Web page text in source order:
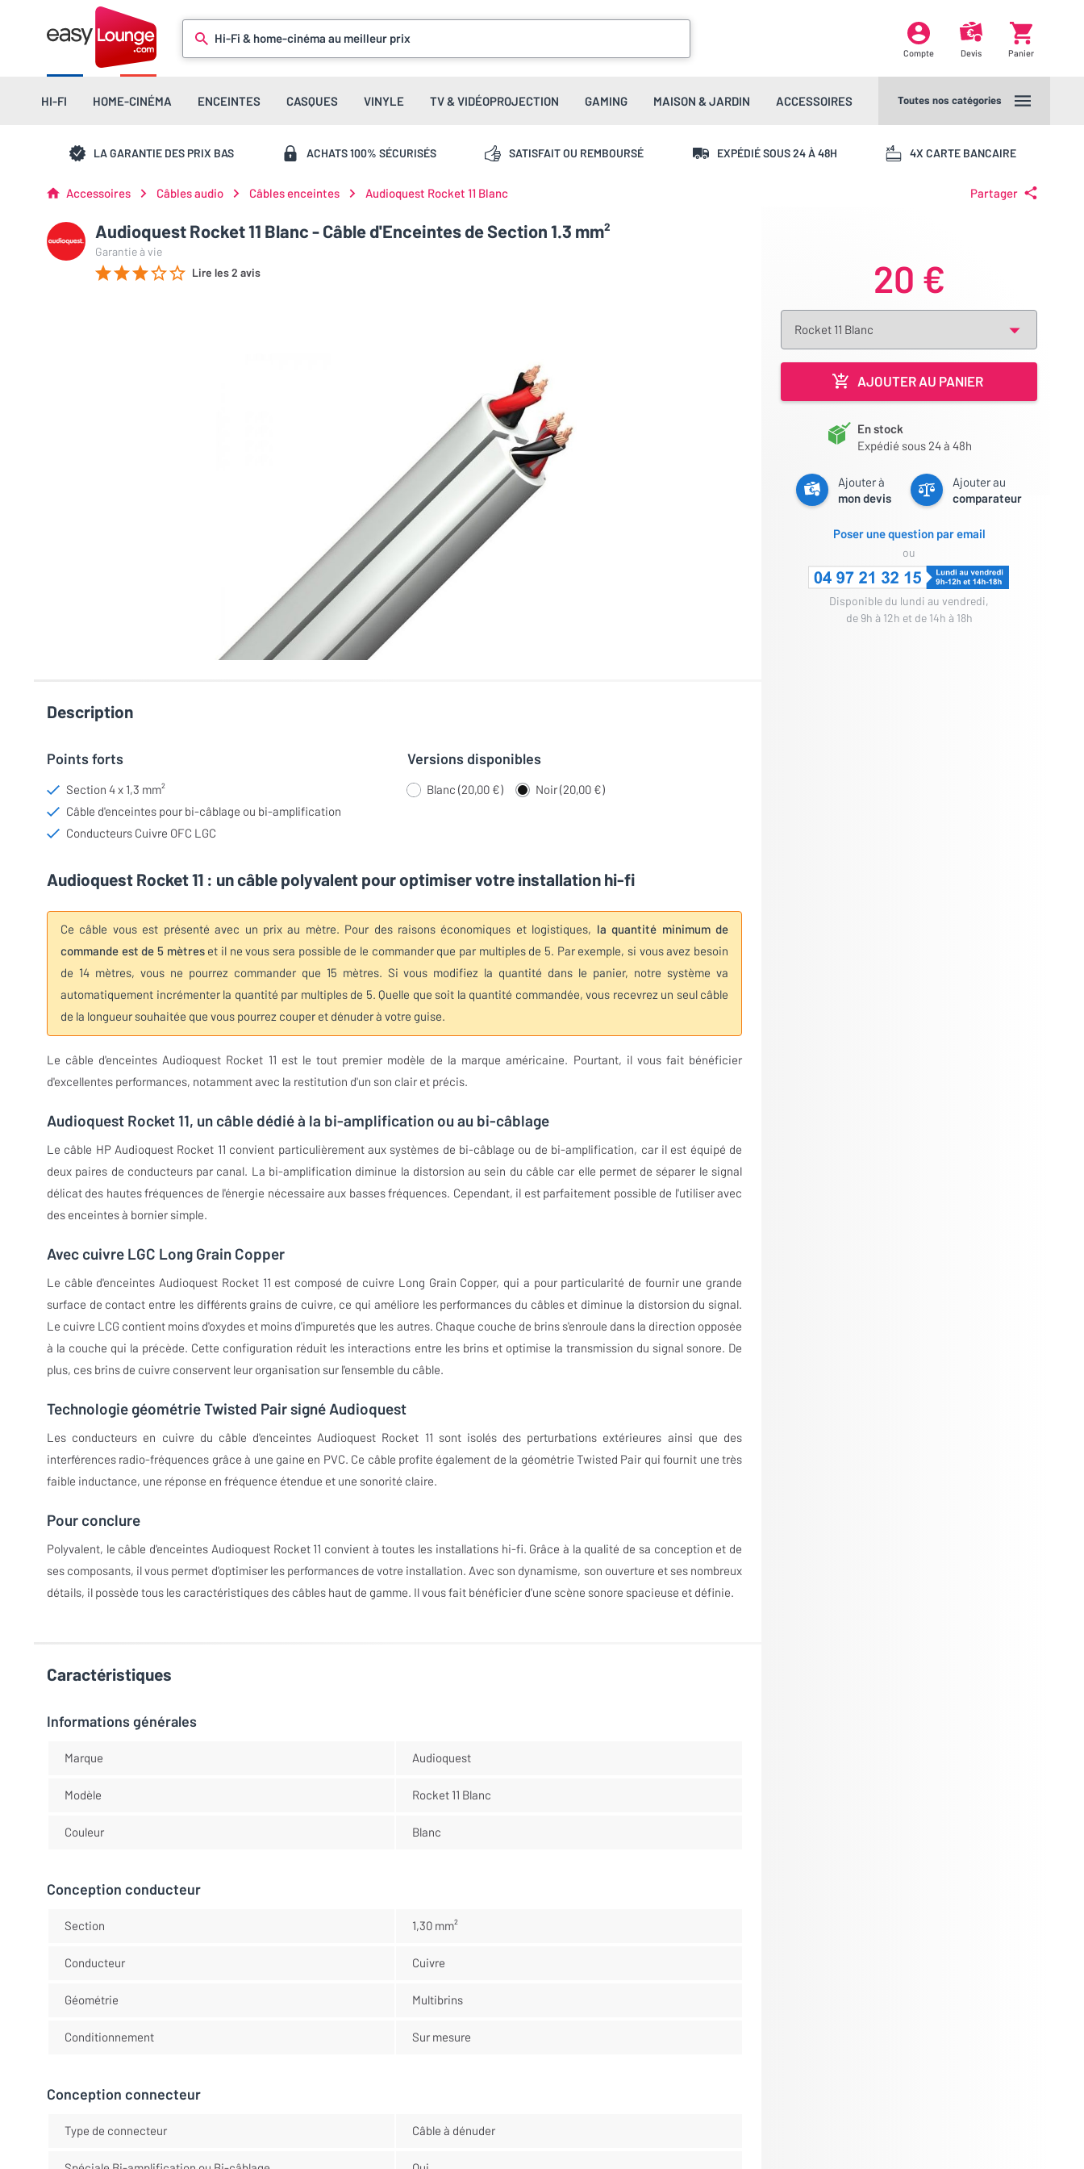
Hi-Fi & home-cinéma au meilleur prix
Compte Devis Panier
HI-FI HOME-CINÉMA ENCEINTES CASQUES VINYLE TV & VIDÉOPROJECTION GAMING MAISON & JARDIN ACCESSOIRES Toutes nos catégories
LA GARANTIE DES PRIX BAS ACHATS 100% SÉCURISÉS SATISFAIT OU REMBOURSÉ EXPÉDIÉ SOUS 24 À 48H 4X CARTE BANCAIRE
Accessoires Câbles audio Câbles enceintes Audioquest Rocket 11 Blanc Partager
Audioquest Rocket 11 Blanc - Câble d'Enceintes de Section 1.3 mm²
Garantie à vie
Lire les 2 avis
20 €
AJOUTER AU PANIER
En stock
Expédié sous 24 à 48h
Ajouter à
mon devis
Ajouter au
comparateur
Poser une question par email
ou
Disponible du lundi au vendredi,
de 9h à 12h et de 14h à 18h
Description
Points forts
Section 4 x 1,3 mm²
Câble d'enceintes pour bi-câblage ou bi-amplification
Conducteurs Cuivre OFC LGC
Versions disponibles
Blanc (20,00 €) Noir (20,00 €)
Audioquest Rocket 11 : un câble polyvalent pour optimiser votre installation hi-fi
Ce câble vous est présenté avec un prix au mètre. Pour des raisons économiques et logistiques, la quantité minimum de
commande est de 5 mètreset il ne vous sera possible de le commander que par multiples de 5. Par exemple, si vous avez besoin
de 14 mètres, vous ne pourrez commander que 15 mètres. Si vous modifiez la quantité dans le panier, notre système va
automatiquement incrémenter la quantité par multiples de 5. Quelle que soit la quantité commandée, vous recevrez un seul câble
de la longueur souhaitée que vous pourrez couper et dénuder à votre guise.
Le câble d'enceintes Audioquest Rocket 11 est le tout premier modèle de la marque américaine. Pourtant, il vous fait bénéficier
d'excellentes performances, notamment avec la restitution d'un son clair et précis.
Audioquest Rocket 11, un câble dédié à la bi-amplification ou au bi-câblage
Le câble HP Audioquest Rocket 11 convient particulièrement aux systèmes de bi-câblage ou de bi-amplification, car il est équipé de
deux paires de conducteurs par canal. La bi-amplification diminue la distorsion au sein du câble car elle permet de séparer le signal
délicat des hautes fréquences de l'énergie nécessaire aux basses fréquences. Cependant, il est parfaitement possible de l'utiliser avec
des enceintes à bornier simple.
Avec cuivre LGC Long Grain Copper
Le câble d'enceintes Audioquest Rocket 11 est composé de cuivre Long Grain Copper, qui a pour particularité de fournir une grande
surface de contact entre les différents grains de cuivre, ce qui améliore les performances du câbles et diminue la distorsion du signal.
Le cuivre LCG contient moins d'oxydes et moins d'impuretés que les autres. Chaque couche de brins s'enroule dans la direction opposée
à la couche qui la précède. Cette configuration réduit les interactions entre les brins et optimise la transmission du signal sonore. De
plus, ces brins de cuivre conservent leur organisation sur l'ensemble du câble.
Technologie géométrie Twisted Pair signé Audioquest
Les conducteurs en cuivre du câble d'enceintes Audioquest Rocket 11 sont isolés des perturbations extérieures ainsi que des
interférences radio-fréquences grâce à une gaine en PVC. Ce câble profite également de la géométrie Twisted Pair qui fournit une très
faible inductance, une réponse en fréquence étendue et une sonorité claire.
Pour conclure
Polyvalent, le câble d'enceintes Audioquest Rocket 11 convient à toutes les installations hi-fi. Grâce à la qualité de sa conception et de
ses composants, il vous permet d'optimiser les performances de votre installation. Avec son dynamisme, son ouverture et ses nombreux
détails, il possède tous les caractéristiques des câbles haut de gamme. Il vous fait bénéficier d'une scène sonore spacieuse et définie.
Caractéristiques
Informations générales
Marque Audioquest
Modèle Rocket 11 Blanc
Couleur Blanc
Conception conducteur
Section 1,30 mm²
Conducteur Cuivre
Géométrie Multibrins
Conditionnement Sur mesure
Conception connecteur
Type de connecteur Câble à dénuder